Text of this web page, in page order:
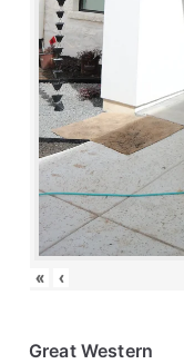
« ‹
Great Western